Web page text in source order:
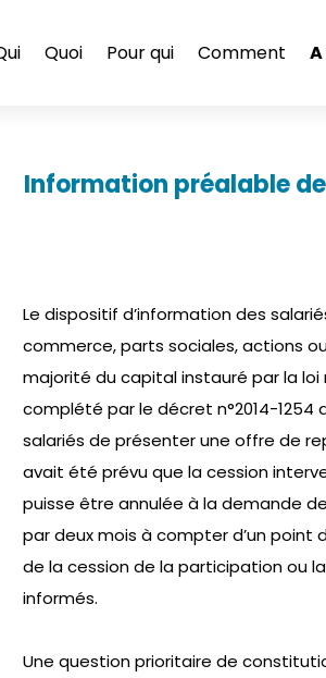
Quoi Pour qui Comment
Information préalable
Le dispositif d’information des
commerce, parts sociales, actions
majorité du capital instauré par la
complété par le décret n°2014-1254
salariés de présenter une offre de
avait été prévu que la cession
puisse être annulée à la demande
par deux mois à compter d’un
de la cession de la participation ou
informés.
Une question prioritaire de